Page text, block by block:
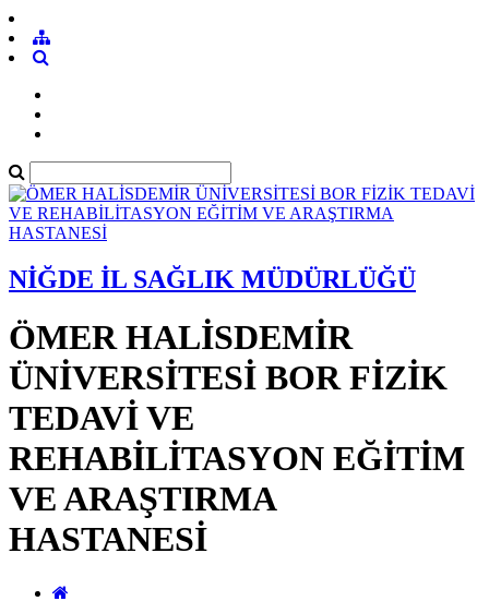
NİĞDE İL SAĞLIK MÜDÜRLÜĞÜ
ÖMER HALİSDEMİR
ÜNİVERSİTESİ BOR FİZİK
TEDAVİ VE
REHABİLİTASYON EĞİTİM
VE ARAŞTIRMA
HASTANESİ